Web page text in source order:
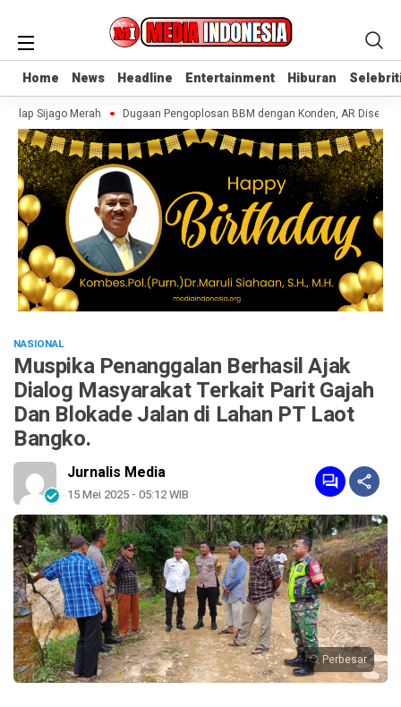
Home News Headline Entertainment Hiburan
Home News Headline Entertainment Hiburan
Sijago Merah Dugaan Pengoplosan BBM dengan Konden, AR Disebut
NASIONAL
Muspika Penanggalan Berhasil Ajak
Dialog Masyarakat Terkait Parit Gajah
Dan Blokade Jalan di Lahan PT Laot
Bangko.
Jurnalis Media
15 Mei 2025 - 05:12 WIB
Perbesar